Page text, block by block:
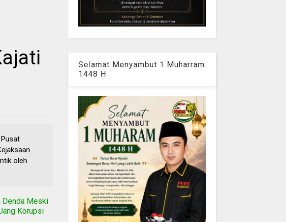
oleh
Denda Meski
Korupsi
Selamat Menyambut 1 Muharram
1448 H